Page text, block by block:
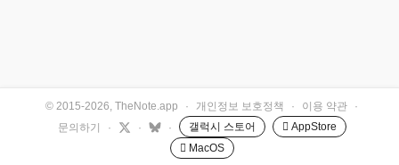
© 2015-2026, TheNote.app · 개인정보 보호정책 · 이용 약관
·
문의하기
· · · 갤럭시 스토어
 AppStore
 MacOS